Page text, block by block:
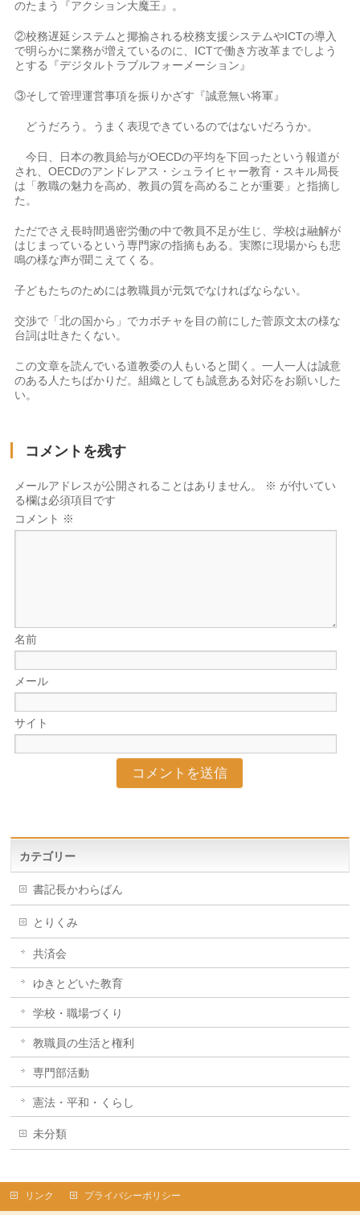
のたまう『アクション大魔王』。
②校務遅延システムと揶揄される校務支援システムやICTの導入
で明らかに業務が増えているのに、ICTで働き方改革までしよう
とする『デジタルトラブルフォーメーション』
③そして管理運営事項を振りかざす『誠意無い将軍』
どうだろう。うまく表現できているのではないだろうか。
今日、日本の教員給与がOECDの平均を下回ったという報道が
され、OECDのアンドレアス・シュライヒャー教育・スキル局長
は「教職の魅力を高め、教員の質を高めることが重要」と指摘し
た。
ただでさえ長時間過密労働の中で教員不足が生じ、学校は融解が
はじまっているという専門家の指摘もある。実際に現場からも悲
鳴の様な声が聞こえてくる。
子どもたちのためには教職員が元気でなければならない。
交渉で「北の国から」でカボチャを目の前にした菅原文太の様な
台詞は吐きたくない。
この文章を読んでいる道教委の人もいると聞く。一人一人は誠意
のある人たちばかりだ。組織としても誠意ある対応をお願いした
い。
コメントを残す
メールアドレスが公開されることはありません。 ※ が付いてい
る欄は必須項目です
コメント ※
名前
メール
サイト
カテゴリー
書記長かわらばん
とりくみ
共済会
ゆきとどいた教育
学校・職場づくり
教職員の生活と権利
専門部活動
憲法・平和・くらし
未分類
リンク プライバシーポリシー